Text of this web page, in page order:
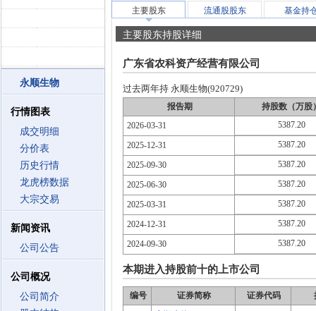
永顺生物
行情图表
成交明细
分价表
历史行情
龙虎榜数据
大宗交易
新闻资讯
公司公告
公司概况
公司简介
主要股东 流通股股东 基金持
主要股东持股详细
广东省农科资产经营有限公司
过去两年持 永顺生物(920729)
报告期
持股数（万股
2026-03-31
5387.20
2025-12-31 5387.20
2025-09-30 5387.20
2025-06-30 5387.20
2025-03-31 5387.20
2024-12-31 5387.20
2024-09-30 5387.20
本期进入持股前十的上市公司
编号 证券简称 证券代码